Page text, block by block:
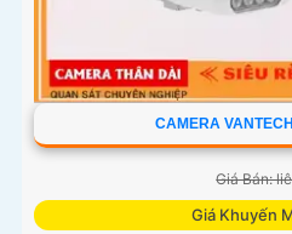
CAMERA
Giá Bán:
Giá Khuyến